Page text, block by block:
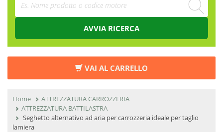
AVVIA RICERCA
VAI AL CARRELLO
Home
ATTREZZATURA CARROZZERIA
ATTREZZATURA BATTILASTRA
Seghetto alternativo ad aria per carrozzeria ideale per taglio
lamiera